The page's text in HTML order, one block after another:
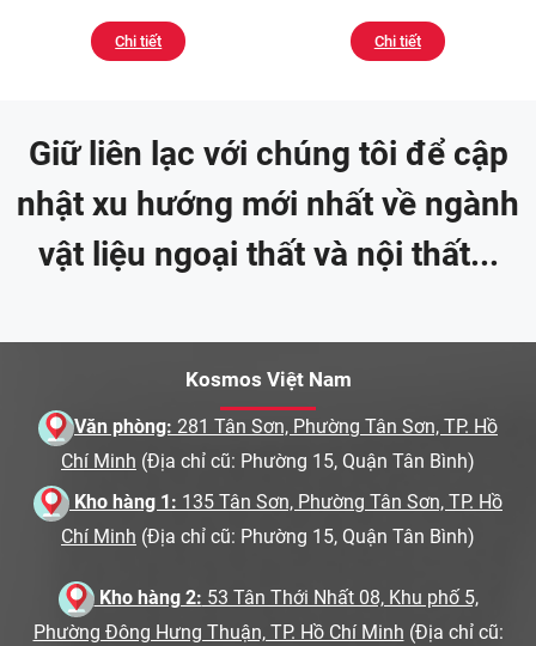
Chi tiết Chi tiết
Giữ liên lạc với chúng tôi để cập
nhật xu hướng mới nhất về ngành
vật liệu ngoại thất và nội thất...
Kosmos Việt Nam
Văn phòng: 281 Tân Sơn, Phường Tân Sơn, TP. Hồ
Chí Minh (Địa chỉ cũ: Phường 15, Quận Tân Bình)
Kho hàng 1: 135 Tân Sơn, Phường Tân Sơn, TP. Hồ
Chí Minh (Địa chỉ cũ: Phường 15, Quận Tân Bình)
Kho hàng 2: 53 Tân Thới Nhất 08, Khu phố 5,
Phường Đông Hưng Thuận, TP. Hồ Chí Minh (Địa chỉ cũ: